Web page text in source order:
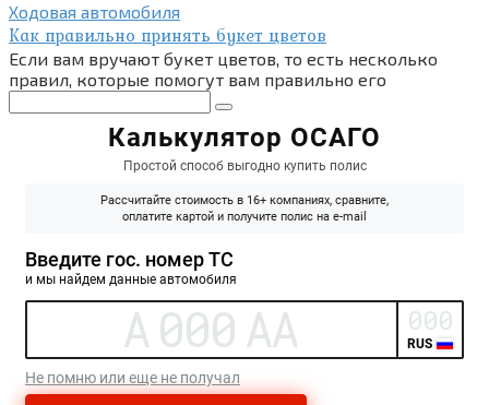
Ходовая автомобиля
Как правильно принять букет цветов
Если вам вручают букет цветов, то есть несколько
правил, которые помогут вам правильно его
Поиск: